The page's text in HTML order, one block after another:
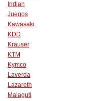
Indian
Juegos
Kawasaki
KDD
Krauser
KTM
Kymco
Laverda
Lazareth
Malaguti